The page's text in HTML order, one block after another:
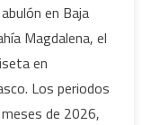
en Baja
Magdalena, el
en
Los periodos
de 2026,